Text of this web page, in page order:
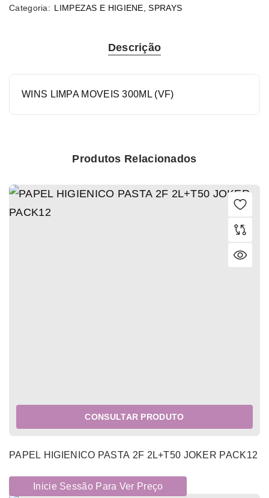
Categoria: LIMPEZAS E HIGIENE ,SPRAYS
Descrição
WINS LIMPA MOVEIS 300ML (VF)
Produtos Relacionados
CONSULTAR PRODUTO
PAPEL HIGIENICO PASTA 2F 2L+T50 JOKER PACK12
Inicie Sessão Para Ver Preço